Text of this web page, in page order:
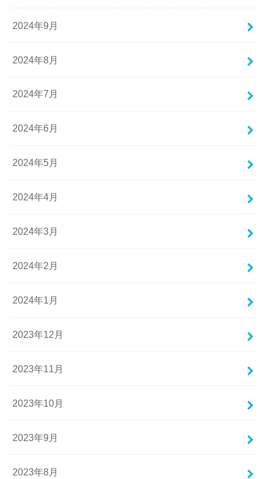
2024年9月
2024年8月
2024年7月
2024年6月
2024年5月
2024年4月
2024年3月
2024年2月
2024年1月
2023年12月
2023年11月
2023年10月
2023年9月
2023年8月